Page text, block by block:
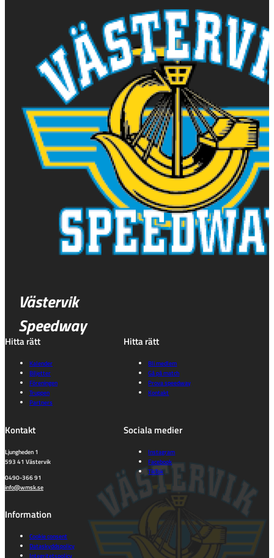
Västervik
Speedway
Hitta rätt
Kalender
Biljetter
Föreningen
Truppen
Partners
Hitta rätt
Bli medlem
Gå på match
Prova speedway
Kontakt
Kontakt
Ljungheden 1
593 41 Västervik
0490-366 91
info@wmsk.se
Sociala medier
Instagram
Facebook
TikTok
Information
Cookie consent
Dataskyddspolicy
Integritetspolicy